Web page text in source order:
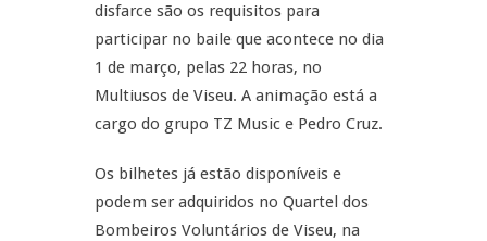
disfarce são os requisitos para
participar no baile que acontece no dia
1 de março, pelas 22 horas, no
Multiusos de Viseu. A animação está a
cargo do grupo TZ Music e Pedro Cruz.
Os bilhetes já estão disponíveis e
podem ser adquiridos no Quartel dos
Bombeiros Voluntários de Viseu, na